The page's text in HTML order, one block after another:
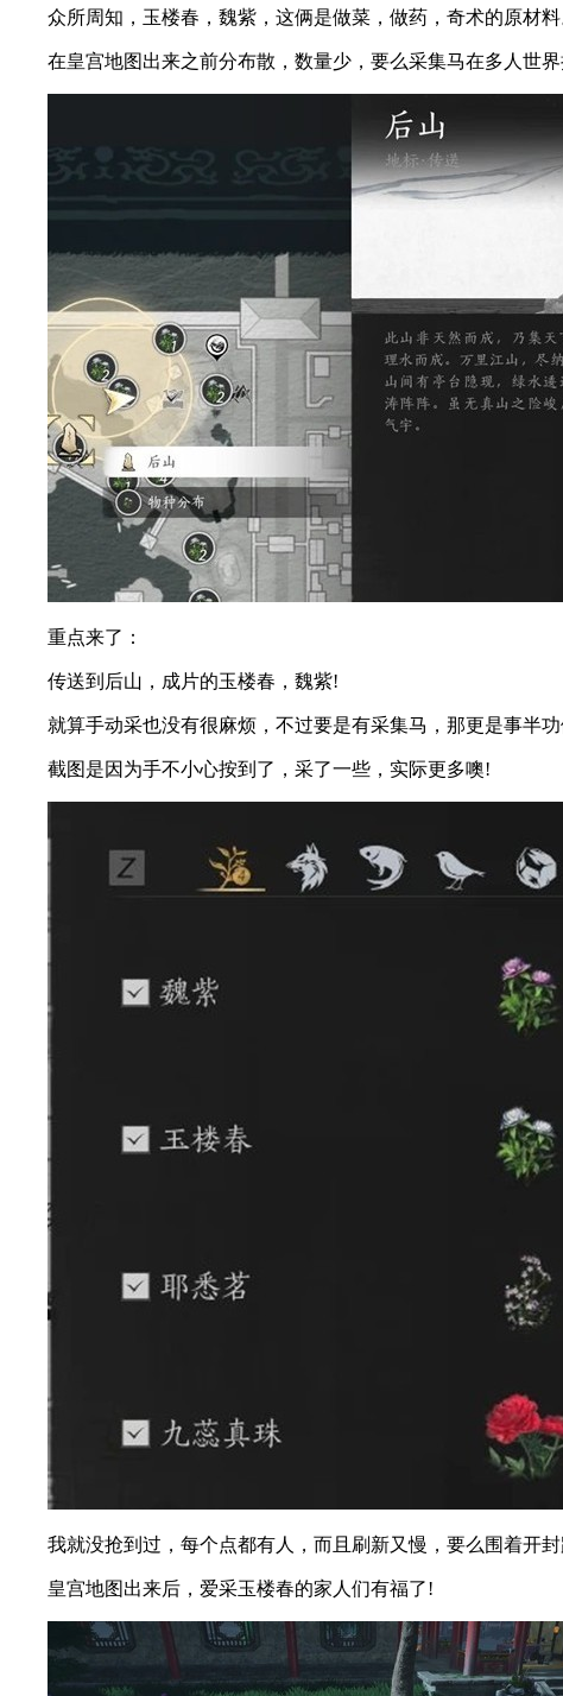
众所周知，玉楼春，魏紫，这俩是做菜，做药，奇术的原材料
在皇宫地图出来之前分布散，数量少，要么采集马在多人世界
重点来了：
传送到后山，成片的玉楼春，魏紫!
就算手动采也没有很麻烦，不过要是有采集马，那更是事半功
截图是因为手不小心按到了，采了一些，实际更多噢!
我就没抢到过，每个点都有人，而且刷新又慢，要么围着开封
皇宫地图出来后，爱采玉楼春的家人们有福了!